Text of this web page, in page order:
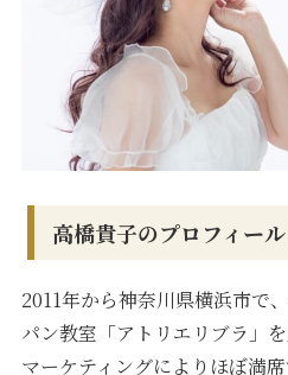
高橋貴子のプロフィール
2011年から神奈川県横浜市で
パン教室「アトリエリブラ」
マーケティングによりほぼ満